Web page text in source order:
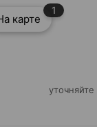
карте
1
уточняйте